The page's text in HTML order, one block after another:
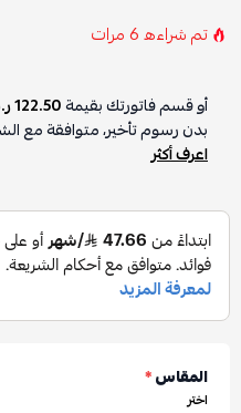
تم شراءه6مرات
أو قسم فاتورتك بقيمة122.50 ر.س
بدون رسوم تأخير، متوافقة مع
اعرف أكثر
المقاس*
اختر